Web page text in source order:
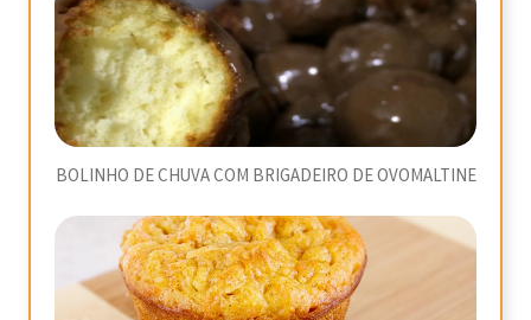
BOLINHO DE CHUVA COM BRIGADEIRO DE OVOMALTINE